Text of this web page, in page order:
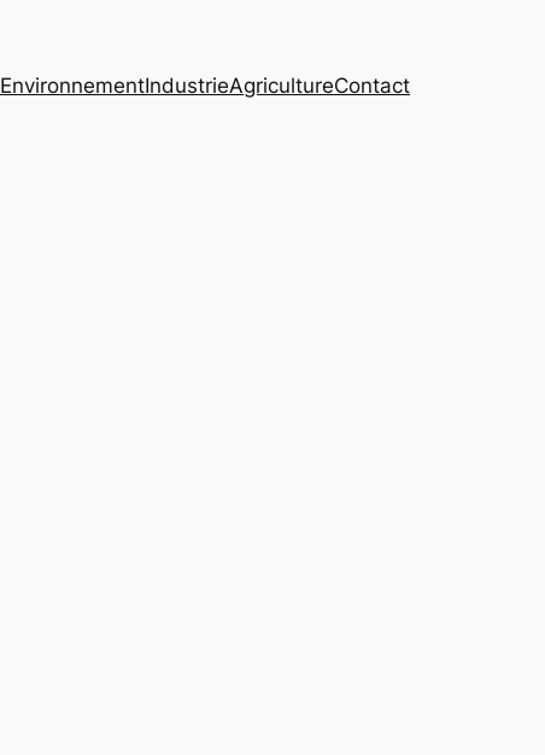
EnvironnementIndustrieAgricultureContact